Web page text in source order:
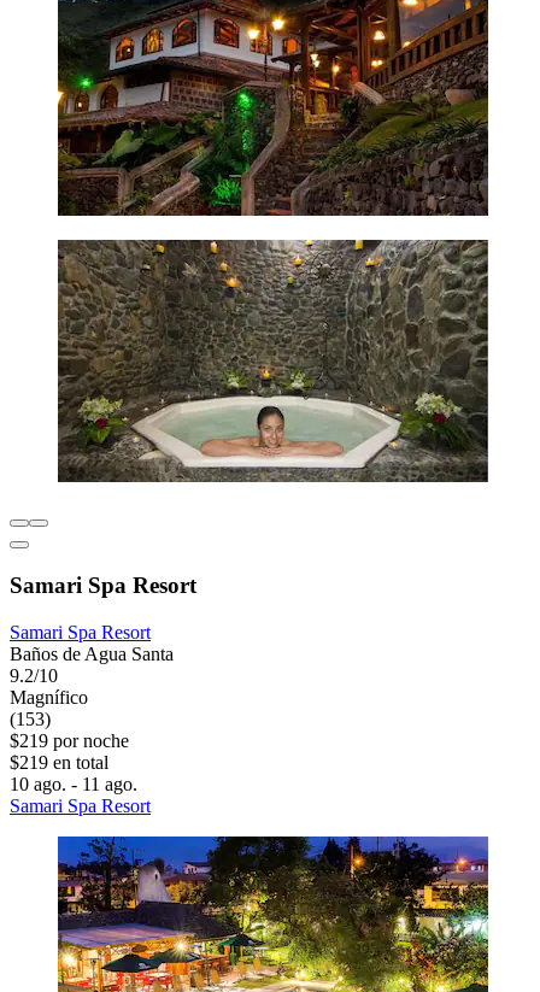
Samari Spa Resort
Samari Spa Resort
Baños de Agua Santa
9.2/10
Magnífico
(153)
$219 por noche
$219 en total
10 ago. - 11 ago.
Samari Spa Resort